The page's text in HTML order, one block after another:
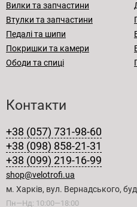
Вилки та запчастини
Втулки та запчастини
Педалі та шипи
Покришки та камери
Ободи та спиці
Контакти
+38 (057) 731-98-60
+38 (098) 858-21-31
+38 (099) 219-16-99
shop@velotrofi.ua
м. Харків, вул. Вернадського,
Пн—Нд: 10:00—18:00